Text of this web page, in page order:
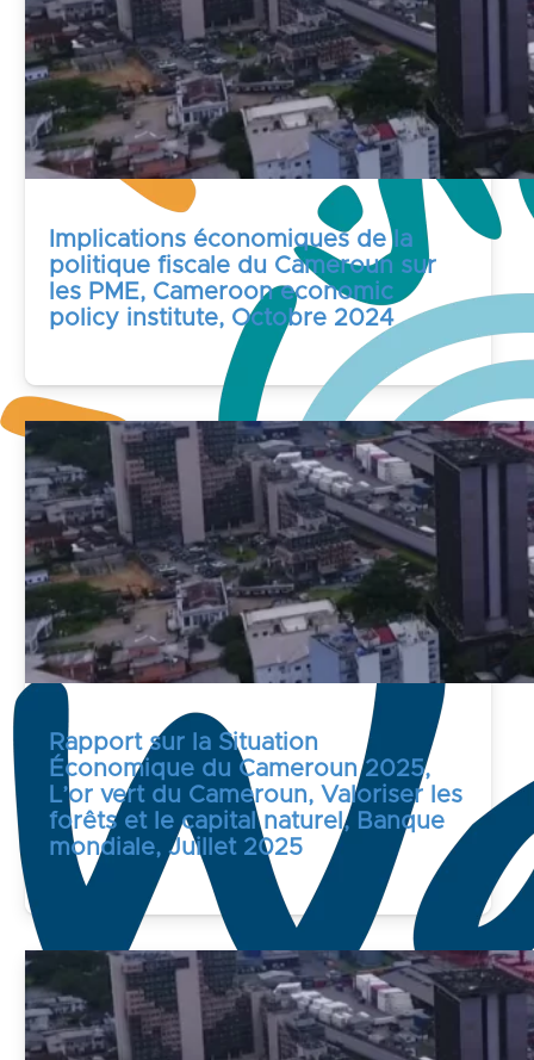
Implications économiques de la
politique fiscale du Cameroun sur
les PME, Cameroon economic
policy institute, Octobre 2024
Rapport sur la Situation
Économique du Cameroun 2025,
L’or vert du Cameroun, Valoriser les
forêts et le capital naturel, Banque
mondiale, Juillet 2025